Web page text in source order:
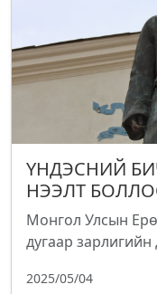
ҮНДЭСНИЙ
НЭЭЛТ
Монгол Улсын
дугаар
2025/05/04